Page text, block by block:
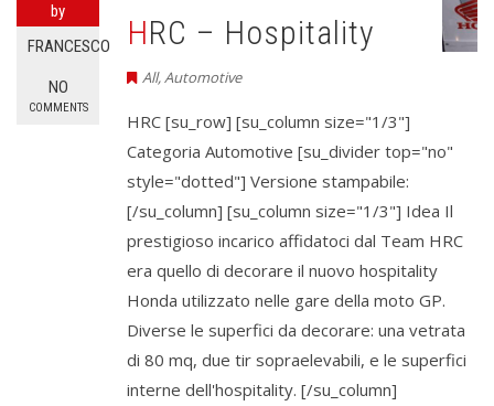
by
FRANCESCO
NO
COMMENTS
HRC – Hospitality
All, Automotive
HRC [su_row] [su_column size="1/3"]
Categoria Automotive [su_divider top="no"
style="dotted"] Versione stampabile:
[/su_column] [su_column size="1/3"] Idea Il
prestigioso incarico affidatoci dal Team HRC
era quello di decorare il nuovo hospitality
Honda utilizzato nelle gare della moto GP.
Diverse le superfici da decorare: una vetrata
di 80 mq, due tir sopraelevabili, e le superfici
interne dell'hospitality. [/su_column]